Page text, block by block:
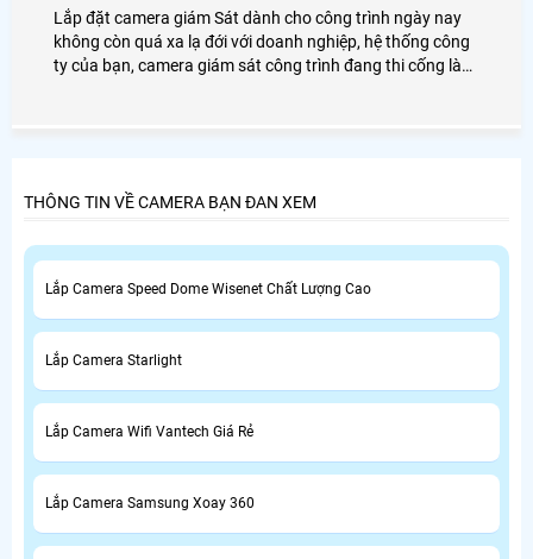
Lắp đặt camera giám Sát dành cho công trình ngày nay
không còn quá xa lạ đới với doanh nghiệp, hệ thống công
ty của bạn, camera giám sát công trình đang thi cống là
THÔNG TIN VỀ CAMERA BẠN ĐAN XEM
Lắp Camera Speed Dome Wisenet Chất Lượng Cao
Lắp Camera Starlight
Lắp Camera Wifi Vantech Giá Rẻ
Lắp Camera Samsung Xoay 360